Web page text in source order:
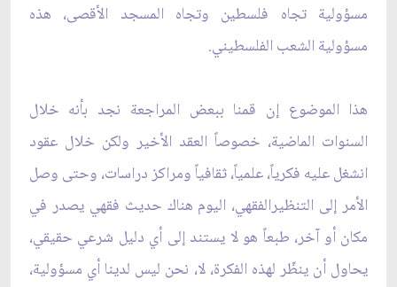
مسؤولية تجاه فلسطين وتجاه المسجد الأقصى، هذه
مسؤولية الشعب الفلسطيني.
هذا الموضوع إن قمنا ببعض المراجعة نجد بأنه خلال
السنوات الماضية، خصوصاً العقد الأخير ولكن خلال عقود
انشغل عليه فكرياً، علمياً، ثقافياً ومراكز دراسات، وحتى وصل
الأمر إلى التنظيرالفقهي، اليوم هناك حديث فقهي يصدر في
مكان أو آخر، طبعاً هو لا يستند إلى أي دليل شرعي حقيقي،
يحاول أن ينظّر لهذه الفكرة، لا، نحن ليس لدينا أي مسؤولية،